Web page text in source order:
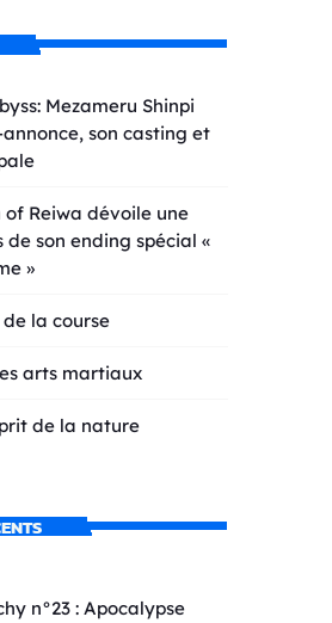
Mezameru Shinpi
son casting et
of Reiwa dévoile une
son ending spécial «
»
la course
arts martiaux
de la nature
n°23 : Apocalypse